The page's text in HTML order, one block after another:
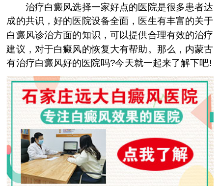
治疗白癜风选择一家好点的医院是很多患者达
成的共识，好的医院设备全面，医生有丰富的关于
白癜风诊治方面的知识，可以提供合理有效的治疗
建议，对于白癜风的恢复大有帮助。那么，内蒙古
有治疗白癜风好的医院吗?今天就一起来了解下吧!